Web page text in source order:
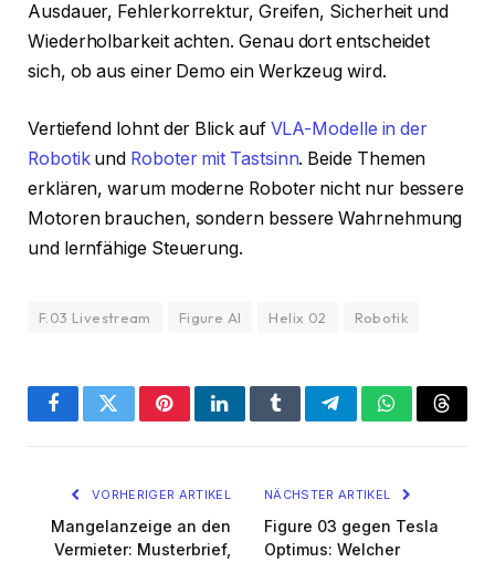
Ausdauer, Fehlerkorrektur, Greifen, Sicherheit und
Wiederholbarkeit achten. Genau dort entscheidet
sich, ob aus einer Demo ein Werkzeug wird.
Vertiefend lohnt der Blick auf VLA-Modelle in der
Robotikund Roboter mit Tastsinn. Beide Themen
erklären, warum moderne Roboter nicht nur bessere
Motoren brauchen, sondern bessere Wahrnehmung
und lernfähige Steuerung.
F.03 Livestream Figure AI Helix 02 Robotik
FacebookTwitterPinterestLinkedInTumblrTelegramWhatsApp
VORHERIGER ARTIKEL
Mangelanzeige an den
Vermieter: Musterbrief,
NÄCHSTER ARTIKEL
Figure 03 gegen Tesla
Optimus: Welcher